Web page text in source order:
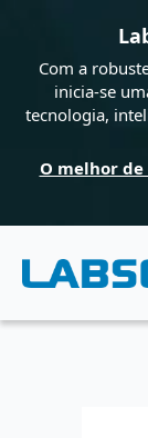
Com a
inicia-se
tecnologia,
O melhor